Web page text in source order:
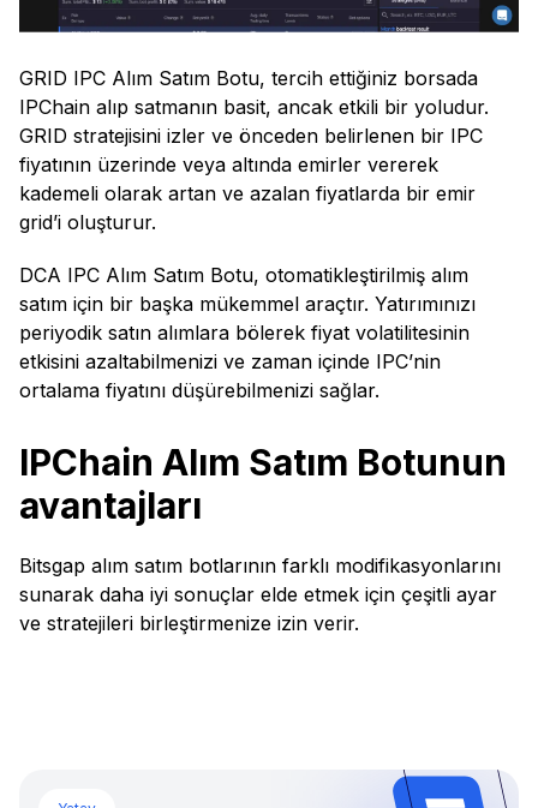
GRID IPC Alım Satım Botu, tercih ettiğiniz borsada
IPChain alıp satmanın basit, ancak etkili bir yoludur.
GRID stratejisini izler ve önceden belirlenen bir IPC
fiyatının üzerinde veya altında emirler vererek
kademeli olarak artan ve azalan fiyatlarda bir emir
grid’i oluşturur.
DCA IPC Alım Satım Botu, otomatikleştirilmiş alım
satım için bir başka mükemmel araçtır. Yatırımınızı
periyodik satın alımlara bölerek fiyat volatilitesinin
etkisini azaltabilmenizi ve zaman içinde IPC’nin
ortalama fiyatını düşürebilmenizi sağlar.
IPChain Alım Satım Botunun
avantajları
Bitsgap alım satım botlarının farklı modifikasyonlarını
sunarak daha iyi sonuçlar elde etmek için çeşitli ayar
ve stratejileri birleştirmenize izin verir.